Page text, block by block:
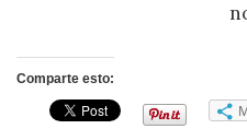
Comparte esto: